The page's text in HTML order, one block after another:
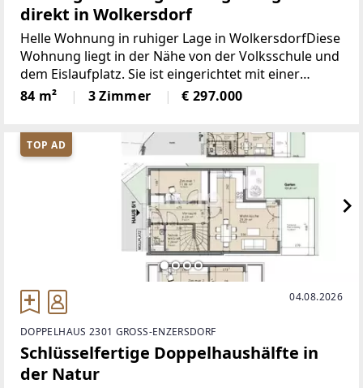
direkt in Wolkersdorf
Helle Wohnung in ruhiger Lage in WolkersdorfDiese
Wohnung liegt in der Nähe von der Volksschule und
dem Eislaufplatz. Sie ist eingerichtet mit einer
Küche, hat ein schönes großes Wohnzimmer. Es gibt
noch 2 Schlafzimmer, 1 Bad, 1 separates WC,
84 m² 3 Zimmer € 297.000
TOP AD
04.08.2026
DOPPELHAUS 2301 GROSS-ENZERSDORF
Schlüsselfertige Doppelhaushälfte in
der Natur